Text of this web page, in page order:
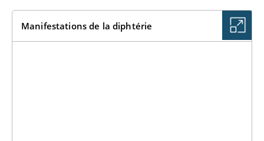
Manifestations de la diphtérie